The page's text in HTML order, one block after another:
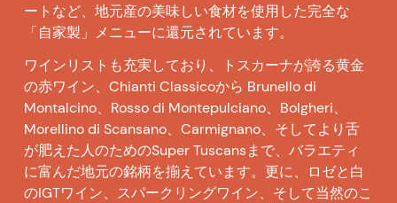
ートなど、地元産の美味しい食材を使用した完全な
「自家製」メニューに還元されています。
ワインリストも充実しており、トスカーナが誇る黄金
の赤ワイン、Chianti Classicoから Brunello di
Montalcino、 Rosso di Montepulciano、 Bolgheri、
Morellino di Scansano、Carmignano、そしてより舌
が肥えた人のためのSuper Tuscansまで、バラエティ
に富んだ地元の銘柄を揃えています。更に、ロゼと白
のIGTワイン、スパークリングワイン、そして当然のこ